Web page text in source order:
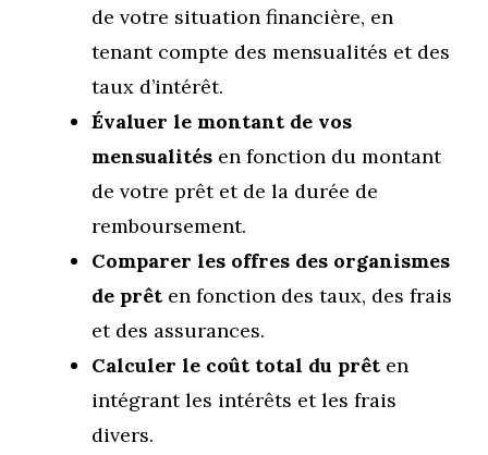
de votre situation financière, en
tenant compte des mensualités et des
taux d’intérêt.
Évaluer le montant de vos
mensualités en fonction du montant
de votre prêt et de la durée de
remboursement.
Comparer les offres des organismes
de prêt en fonction des taux, des frais
et des assurances.
Calculer le coût total du prêt en
intégrant les intérêts et les frais
divers.